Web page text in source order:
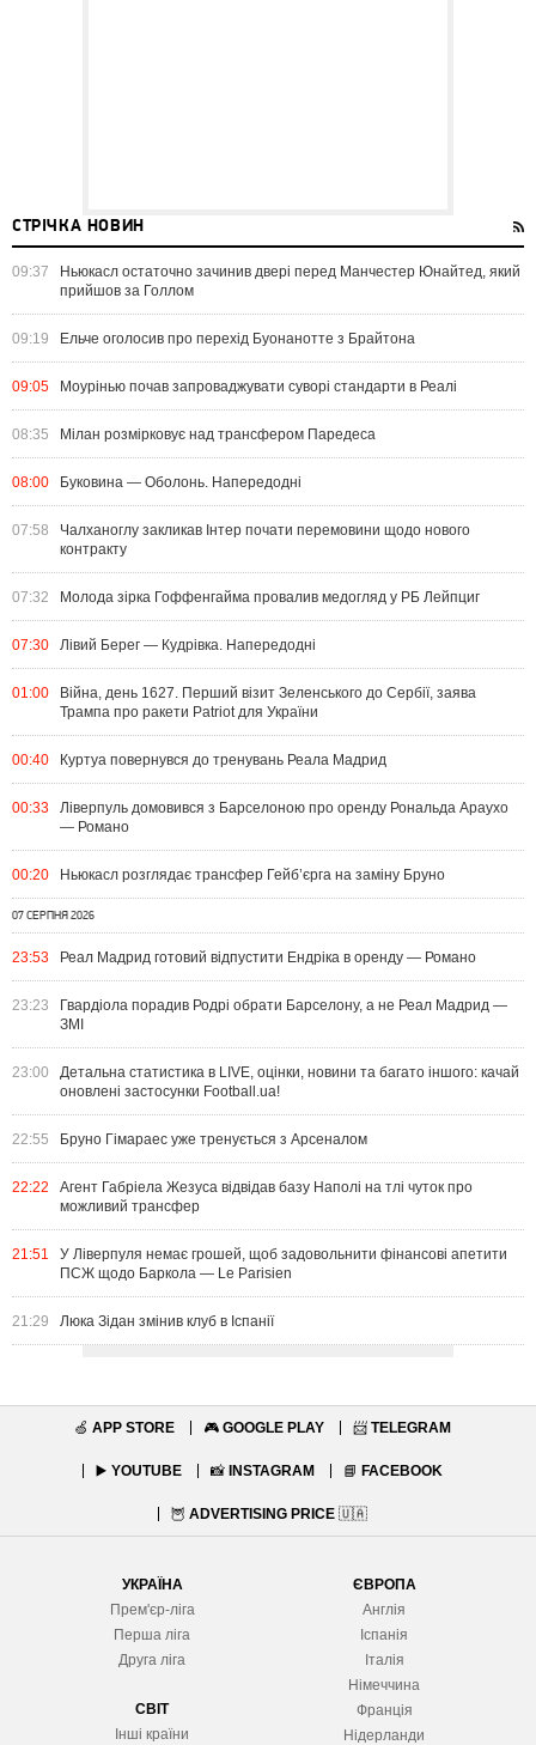
СТРІЧКА НОВИН
09:37
Ньюкасл остаточно зачинив двері перед Манчестер Юнайтед, який
прийшов за Голлом
09:19 Ельче оголосив про перехід Буонанотте з Брайтона
09:05 Моурінью почав запроваджувати суворі стандарти в Реалі
08:35 Мілан розмірковує над трансфером Паредеса
08:00 Буковина — Оболонь. Напередодні
07:58
Чалханоглу закликав Інтер почати перемовини щодо нового
контракту
07:32 Молода зірка Гоффенгайма провалив медогляд у РБ Лейпциг
07:30 Лівий Берег — Кудрівка. Напередодні
01:00
Війна, день 1627. Перший візит Зеленського до Сербії, заява
Трампа про ракети Patriot для України
00:40 Куртуа повернувся до тренувань Реала Мадрид
00:33
Ліверпуль домовився з Барселоною про оренду Рональда Араухо
— Романо
00:20 Ньюкасл розглядає трансфер Гейб’єрга на заміну Бруно
07 СЕРПНЯ 2026
23:53 Реал Мадрид готовий відпустити Ендріка в оренду — Романо
23:23
Гвардіола порадив Родрі обрати Барселону, а не Реал Мадрид —
ЗМІ
23:00
Детальна статистика в LIVE, оцінки, новини та багато іншого: качай
оновлені застосунки Football.ua!
22:55 Бруно Гімараес уже тренується з Арсеналом
22:22
Агент Габріела Жезуса відвідав базу Наполі на тлі чуток про
можливий трансфер
21:51
У Ліверпуля немає грошей, щоб задовольнити фінансові апетити
ПСЖ щодо Баркола — Le Parisien
21:29 Люка Зідан змінив клуб в Іспанії
🍏 APP STORE 🎮 GOOGLE PLAY 📨 TELEGRAM
▶️ YOUTUBE 📸 INSTAGRAM 📘 FACEBOOK
🦉 ADVERTISING PRICE 🇺🇦
УКРАЇНА
Прем'єр-ліга
Перша ліга
Друга ліга
СВІТ
Інші країни
ЄВРОПА
Англія
Іспанія
Італія
Німеччина
Франція
Нідерланди